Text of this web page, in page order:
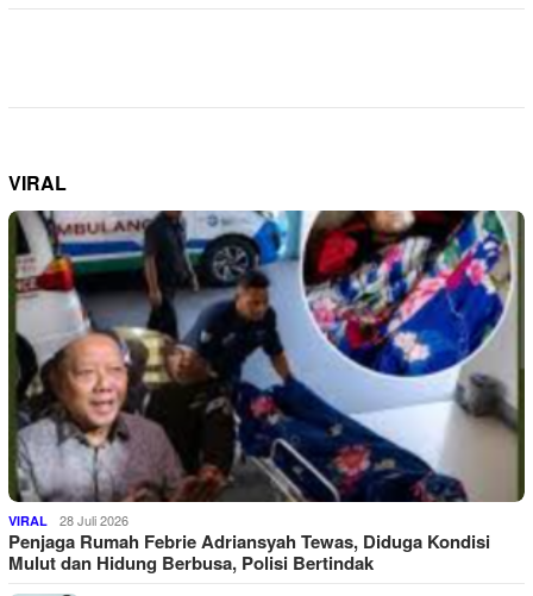
VIRAL
VIRAL 28 Juli 2026
Penjaga Rumah Febrie Adriansyah Tewas, Diduga Kondisi
Mulut dan Hidung Berbusa, Polisi Bertindak